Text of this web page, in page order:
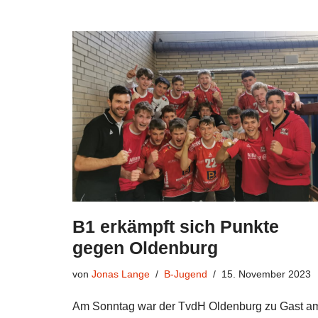
B1 erkämpft sich Punkte
gegen Oldenburg
von Jonas Lange B-Jugend 15. November 2023
Am Sonntag war der TvdH Oldenburg zu Gast